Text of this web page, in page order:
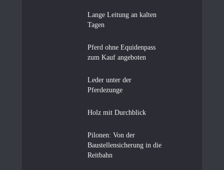
Lange Leitung an kalten
Tagen
Pferd ohne Equidenpass
zum Kauf angeboten
Leder unter der
Pferdezunge
Holz mit Durchblick
Pilonen: Von der
Baustellensicherung in die
Reitbahn